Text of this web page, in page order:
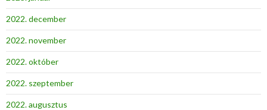
2022. december
2022. november
2022. október
2022. szeptember
2022. augusztus